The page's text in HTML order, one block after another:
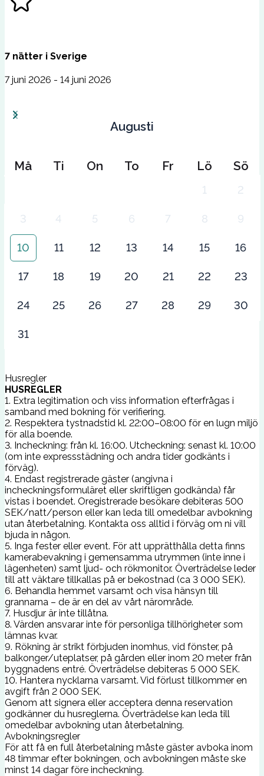
7 nätter i Sverige
7 juni 2026 - 14 juni 2026
Augusti
Må Ti On To Fr Lö Sö
1 2
3 4 5 6 7 8 9
10 11 12 13 14 15 16
17 18 19 20 21 22 23
24 25 26 27 28 29 30
31
Husregler
HUSREGLER
1. Extra legitimation och viss information efterfrågas i
samband med bokning för verifiering.
2. Respektera tystnadstid kl. 22:00–08:00 för en lugn miljö
för alla boende.
3. Incheckning: från kl. 16:00. Utcheckning: senast kl. 10:00
(om inte expressstädning och andra tider godkänts i
förväg).
4. Endast registrerade gäster (angivna i
incheckningsformuläret eller skriftligen godkända) får
vistas i boendet. Oregistrerade besökare debiteras 500
SEK/natt/person eller kan leda till omedelbar avbokning
utan återbetalning. Kontakta oss alltid i förväg om ni vill
bjuda in någon.
5. Inga fester eller event. För att upprätthålla detta finns
kamerabevakning i gemensamma utrymmen (inte inne i
lägenheten) samt ljud- och rökmonitor. Överträdelse leder
till att väktare tillkallas på er bekostnad (ca 3 000 SEK).
6. Behandla hemmet varsamt och visa hänsyn till
grannarna – de är en del av vårt närområde.
7. Husdjur är inte tillåtna.
8. Värden ansvarar inte för personliga tillhörigheter som
lämnas kvar.
9. Rökning är strikt förbjuden inomhus, vid fönster, på
balkonger/uteplatser, på gården eller inom 20 meter från
byggnadens entré. Överträdelse debiteras 5 000 SEK.
10. Hantera nycklarna varsamt. Vid förlust tillkommer en
avgift från 2 000 SEK.
Genom att signera eller acceptera denna reservation
godkänner du husreglerna. Överträdelse kan leda till
omedelbar avbokning utan återbetalning.
Avbokningsregler
För att få en full återbetalning måste gäster avboka inom
48 timmar efter bokningen, och avbokningen måste ske
minst 14 dagar före incheckning.